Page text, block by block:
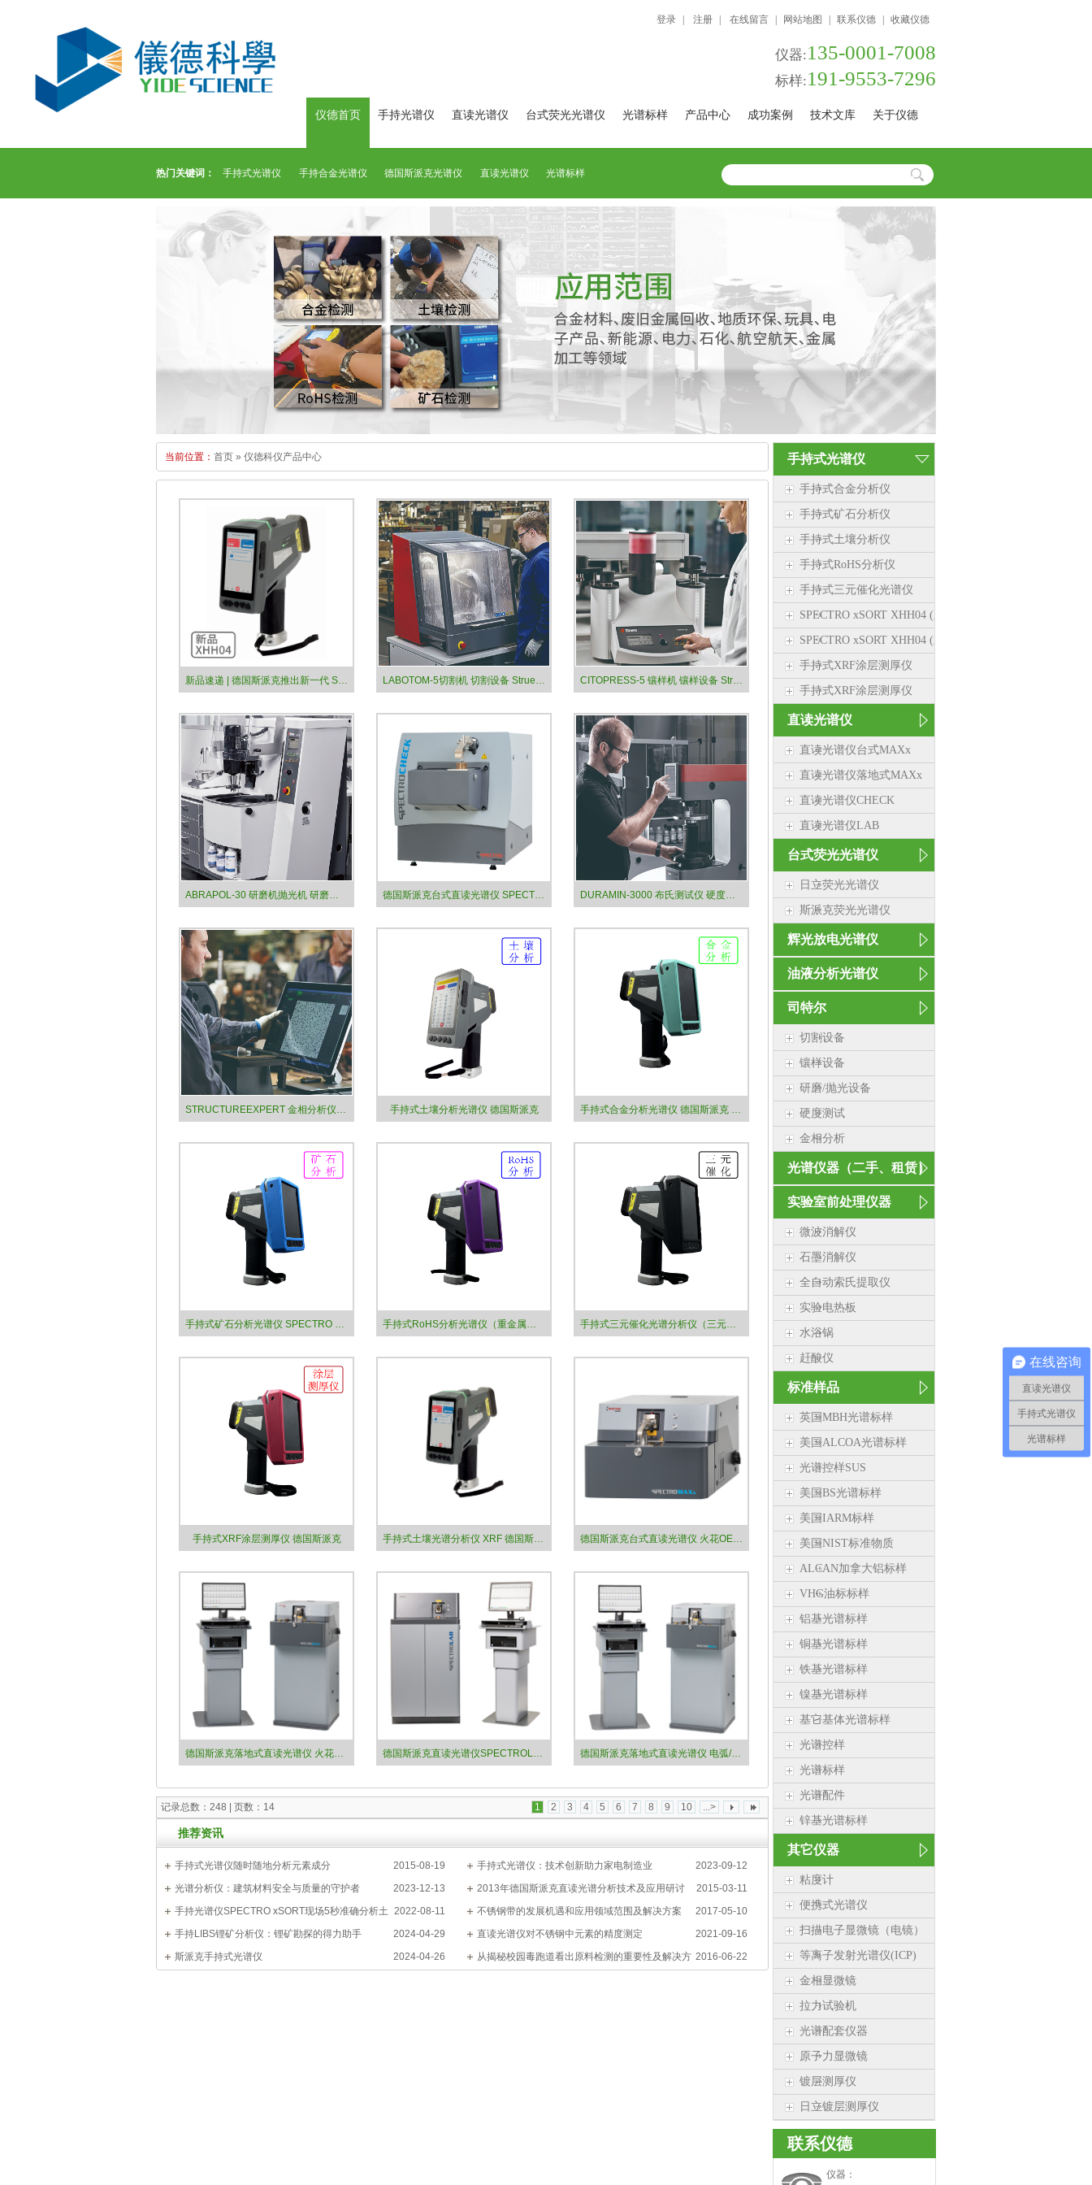
登录 注册 在线留言 网站地图 联系仪德 收藏仪德
仪器:135-0001-7008
标样:191-9553-7296
仪德首页 手持光谱仪 直读光谱仪 台式荧光光谱仪 光谱标样 产品中心 成功案例 技术文库 关于仪德
热门关键词： 手持式光谱仪 手持合金光谱仪 德国斯派克光谱仪 直读光谱仪 光谱标样
当前位置： 首页 » 仪德科仪产品中心
新品速递 | 德国斯派克推出新一代 SPECTRO xSORT 手持式荧光（ED-XRF）光谱仪 LABOTOM-5切割机 切割设备 Struers司特尔 CITOPRESS-5 镶样机 镶样设备 Struers司特尔
ABRAPOL-30 研磨机抛光机 研磨和抛光设备 Struers司特尔 德国斯派克台式直读光谱仪 SPECTRO CHECK02 DURAMIN-3000 布氏测试仪 硬度测试设备 Struers司特尔
STRUCTUREEXPERT 金相分析仪 金相分析设备 Struers司特尔 手持式土壤分析光谱仪 德国斯派克 手持式合金分析光谱仪 德国斯派克 SPECTRO xSORT
手持式矿石分析光谱仪 SPECTRO xSORT 德国斯派克 手持式RoHS分析光谱仪（重金属）SPECTRO xSORT 手持式三元催化光谱分析仪（三元型号）斯派克 SPECTRO xSORT
手持式XRF涂层测厚仪 德国斯派克 手持式土壤光谱分析仪 XRF 德国斯派克 德国斯派克台式直读光谱仪 火花OES金属分析仪 SPECTROMAXx
德国斯派克落地式直读光谱仪 火花OES金属分析仪 SPECTROMAXx 德国斯派克直读光谱仪SPECTROLAB S – 高端金属分析真正意义上的革命 德国斯派克落地式直读光谱仪 电弧/火花OES金属分析仪 SPECTROMAXx
记录总数：248 | 页数：14 1 2 3 4 5 6 7 8 9 10 ...>
推荐资讯
2015-08-19
手持式光谱仪随时随地分析元素成分 2023-09-12
手持式光谱仪：技术创新助力家电制造业
2023-12-13
光谱分析仪：建筑材料安全与质量的守护者 2015-03-11
2013年德国斯派克直读光谱分析技术及应用研讨
会-东莞站
2022-08-11
手持光谱仪SPECTRO xSORT现场5秒准确分析土
壤元素
2017-05-10
不锈钢带的发展机遇和应用领域范围及解决方案
2024-04-29
手持LIBS锂矿分析仪：锂矿勘探的得力助手 2021-09-16
直读光谱仪对不锈钢中元素的精度测定
2024-04-26
斯派克手持式光谱仪 2016-06-22
从揭秘校园毒跑道看出原料检测的重要性及解决方
手持式光谱仪
手持式合金分析仪
手持式矿石分析仪
手持式土壤分析仪
手持式RoHS分析仪
手持式三元催化光谱仪
SPECTRO xSORT XHH04 (新品）
SPECTRO xSORT XHH04 (新品）
手持式XRF涂层测厚仪
手持式XRF涂层测厚仪
直读光谱仪
直读光谱仪台式MAXx
直读光谱仪落地式MAXx
直读光谱仪CHECK
直读光谱仪LAB
台式荧光光谱仪
日立荧光光谱仪
斯派克荧光光谱仪
辉光放电光谱仪
油液分析光谱仪
司特尔
切割设备
镶样设备
研磨/抛光设备
硬度测试
金相分析
光谱仪器（二手、租赁）
实验室前处理仪器
微波消解仪
石墨消解仪
全自动索氏提取仪
实验电热板
水浴锅
赶酸仪
标准样品
英国MBH光谱标样
美国ALCOA光谱标样
光谱控样SUS
美国BS光谱标样
美国IARM标样
美国NIST标准物质
ALCAN加拿大铝标样
VHG油标标样
铝基光谱标样
铜基光谱标样
铁基光谱标样
镍基光谱标样
基它基体光谱标样
光谱控样
光谱标样
光谱配件
锌基光谱标样
其它仪器
粘度计
便携式光谱仪
扫描电子显微镜（电镜）
等离子发射光谱仪(ICP)
金相显微镜
拉力试验机
光谱配套仪器
原子力显微镜
镀层测厚仪
日立镀层测厚仪
联系仪德
仪器：
在线咨询
直读光谱仪
手持式光谱仪
光谱标样